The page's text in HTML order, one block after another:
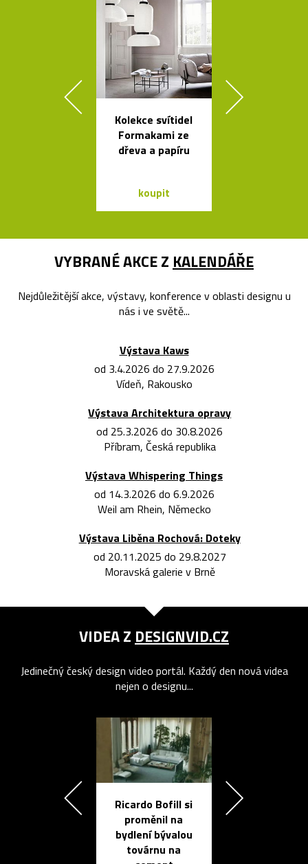
Kolekce svítidel
Formakami ze
dřeva a papíru
koupit
VYBRANÉ AKCE Z KALENDÁŘE
Nejdůležitější akce, výstavy, konference v oblasti designu u
nás i ve světě...
Výstava Kaws
od 3.4.2026 do 27.9.2026
Vídeň, Rakousko
Výstava Architektura opravy
od 25.3.2026 do 30.8.2026
Příbram, Česká republika
Výstava Whispering Things
od 14.3.2026 do 6.9.2026
Weil am Rhein, Německo
Výstava Liběna Rochová: Doteky
od 20.11.2025 do 29.8.2027
Moravská galerie v Brně
VIDEA Z DESIGNVID.CZ
Jedinečný český design video portál. Každý den nová videa
nejen o designu...
Ricardo Bofill si
proměnil na
bydlení bývalou
továrnu na